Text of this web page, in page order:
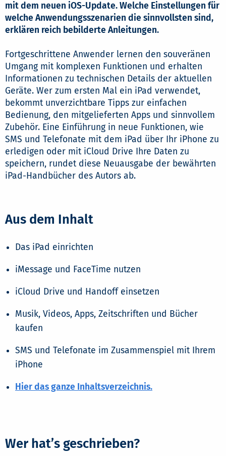
mit dem neuen iOS-Update. Welche Einstellungen für
welche Anwendungsszenarien die sinnvollsten sind,
erklären reich bebilderte Anleitungen.
Fortgeschrittene Anwender lernen den souveränen
Umgang mit komplexen Funktionen und erhalten
Informationen zu technischen Details der aktuellen
Geräte. Wer zum ersten Mal ein iPad verwendet,
bekommt unverzichtbare Tipps zur einfachen
Bedienung, den mitgelieferten Apps und sinnvollem
Zubehör. Eine Einführung in neue Funktionen, wie
SMS und Telefonate mit dem iPad über Ihr iPhone zu
erledigen oder mit iCloud Drive Ihre Daten zu
speichern, rundet diese Neuausgabe der bewährten
iPad-Handbücher des Autors ab.
Aus dem Inhalt
Das iPad einrichten
iMessage und FaceTime nutzen
iCloud Drive und Handoff einsetzen
Musik, Videos, Apps, Zeitschriften und Bücher
kaufen
SMS und Telefonate im Zusammenspiel mit Ihrem
iPhone
Hier das ganze Inhaltsverzeichnis.
Wer hat’s geschrieben?